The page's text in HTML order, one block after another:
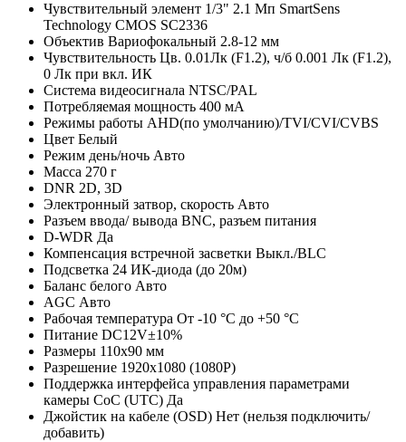
Чувствительный элемент 1/3" 2.1 Мп SmartSens
Technology CMOS SC2336
Объектив Вариофокальный 2.8-12 мм
Чувствительность Цв. 0.01Лк (F1.2), ч/б 0.001 Лк (F1.2),
0 Лк при вкл. ИК
Система видеосигнала NTSC/PAL
Потребляемая мощность 400 мА
Режимы работы AHD(по умолчанию)/TVI/CVI/CVBS
Цвет Белый
Режим день/ночь Авто
Масса 270 г
DNR 2D, 3D
Электронный затвор, скорость Авто
Разъем ввода/ вывода BNC, разъем питания
D-WDR Да
Компенсация встречной засветки Выкл./BLC
Подсветка 24 ИК-диода (до 20м)
Баланс белого Авто
AGC Авто
Рабочая температура От -10 °С до +50 °С
Питание DC12V±10%
Размеры 110х90 мм
Разрешение 1920х1080 (1080P)
Поддержка интерфейса управления параметрами
камеры CoC (UTC) Да
Джойстик на кабеле (OSD) Нет (нельзя подключить/
добавить)